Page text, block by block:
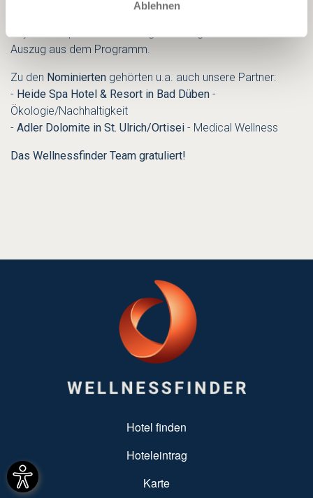
Ablehnen
Auszug aus dem Programm.
Zu den Nominierten gehörten u.a. auch unsere Partner:
- Heide Spa Hotel & Resort in Bad Düben -
Ökologie/Nachhaltigkeit
- Adler Dolomite in St. Ulrich/Ortisei - Medical Wellness
Das Wellnessfinder Team gratuliert!
Hotel finden
Hoteleintrag
Karte